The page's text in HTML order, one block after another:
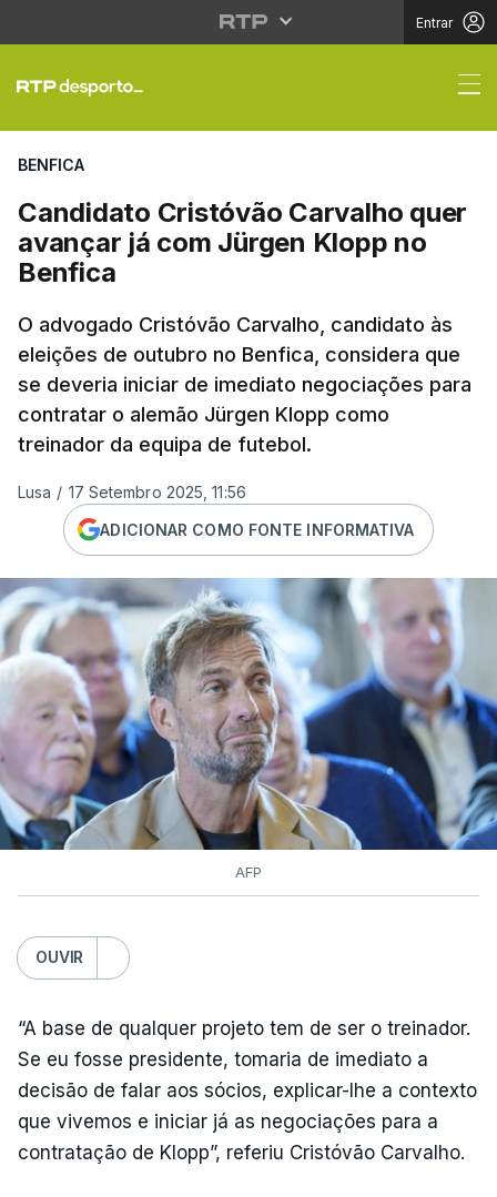
Entrar
Candidato Cristóvão
BENFICA
Candidato Cristóvão Carvalho quer
avançar já com Jürgen Klopp no
Benfica
O advogado Cristóvão Carvalho, candidato às
eleições de outubro no Benfica, considera que
se deveria iniciar de imediato negociações para
contratar o alemão Jürgen Klopp como
treinador da equipa de futebol.
Lusa / 17 Setembro 2025, 11:56
ADICIONAR COMO FONTE INFORMATIVA
AFP
OUVIR
“A base de qualquer projeto tem de ser o treinador.
Se eu fosse presidente, tomaria de imediato a
decisão de falar aos sócios, explicar-lhe a contexto
que vivemos e iniciar já as negociações para a
contratação de Klopp”, referiu Cristóvão Carvalho.